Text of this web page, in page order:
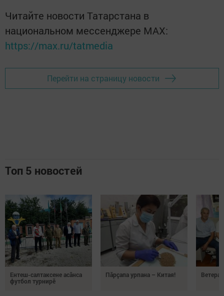
Читайте новости Татарстана в
национальном мессенджере MАХ:
https://max.ru/tatmedia
Перейти на страницу новости
Топ 5 новостей
Ентеш-салтаксене асӑнса
футбол турнирӗ
Пӑрҫапа урпана – Китая!